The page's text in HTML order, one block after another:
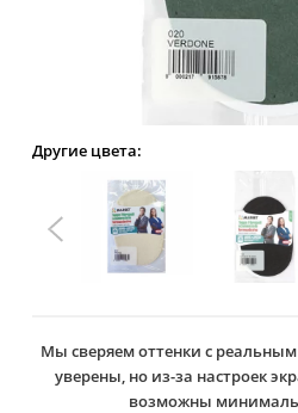
Другие цвета:
Мы сверяем оттенки с
уверены, но из-за настроек
возможны